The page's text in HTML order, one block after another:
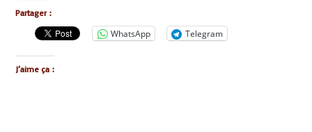
Partager :
WhatsApp Telegram
J’aime ça :